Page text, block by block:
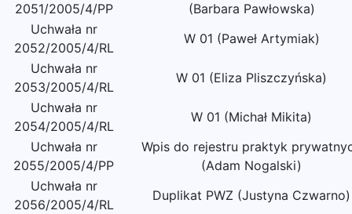
2051/2005/4/PP
(Barbara Pawłowska)
Uchwała nr
2052/2005/4/RL
W 01 (Paweł Artymiak)
Uchwała nr
2053/2005/4/RL
W 01 (Eliza Pliszczyńska)
Uchwała nr
2054/2005/4/RL
W 01 (Michał Mikita)
Uchwała nr
2055/2005/4/PP
Wpis do rejestru praktyk
(Adam Nogalski)
Uchwała nr
2056/2005/4/RL
Duplikat PWZ (Justyna Czwarno)